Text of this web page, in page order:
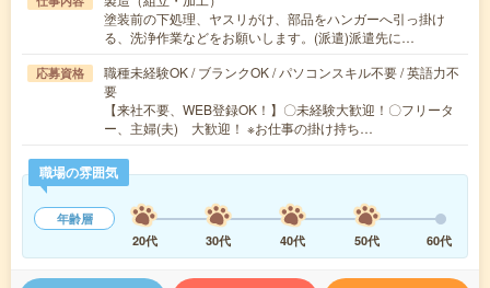
塗装前の下処理、ヤスリがけ、部品をハンガーへ引っ掛け
る、洗浄作業などをお願いします。(派遣)派遣先に…
応募資格
職種未経験OK / ブランクOK / パソコンスキル不要 / 英語力不
要
【来社不要、WEB登録OK！】〇未経験大歓迎！〇フリータ
ー、主婦(夫) 大歓迎！ ※お仕事の掛け持ち…
職場の雰囲気
年齢層
20代
30代 40代 50代 60代